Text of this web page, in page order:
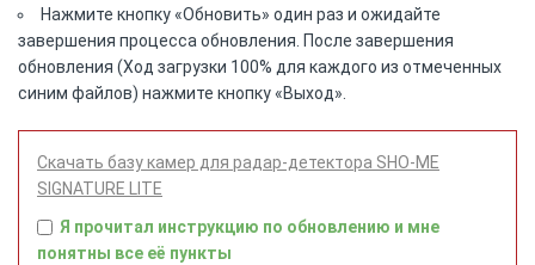
Нажмите кнопку «Обновить» один раз и ожидайте
завершения процесса обновления. После завершения
обновления (Ход загрузки 100% для каждого из отмеченных
синим файлов) нажмите кнопку «Выход».
Скачать базу камер для радар-детектора SHO-ME
SIGNATURE LITE
Я прочитал инструкцию по обновлению и мне
понятны все её пункты